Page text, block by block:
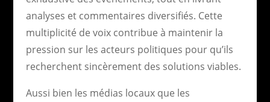
analyses et commentaires diversifiés. Cette
multiplicité de voix contribue à maintenir la
pression sur les acteurs politiques pour qu’ils
recherchent sincèrement des solutions viables.
Aussi bien les médias locaux que les